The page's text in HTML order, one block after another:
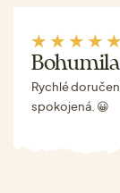
Rychlé
spokojená. 😀